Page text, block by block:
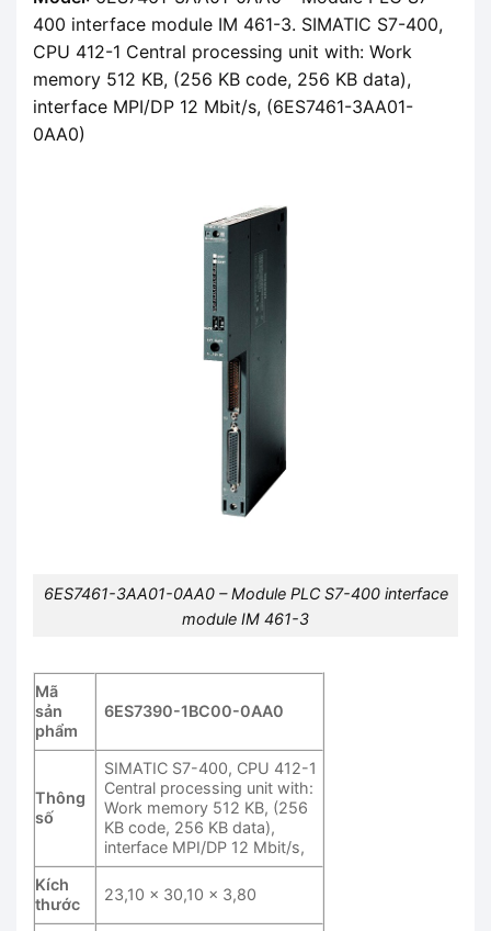
400 interface module IM 461-3. SIMATIC S7-400,
CPU 412-1 Central processing unit with: Work
memory 512 KB, (256 KB code, 256 KB data),
interface MPI/DP 12 Mbit/s, (6ES7461-3AA01-
0AA0)
6ES7461-3AA01-0AA0 – Module PLC S7-400 interface
module IM 461-3
Mã
sản
phẩm
6ES7390-1BC00-0AA0
Thông
số
SIMATIC S7-400, CPU 412-1
Central processing unit with:
Work memory 512 KB, (256
KB code, 256 KB data),
interface MPI/DP 12 Mbit/s,
Kích
thước
23,10 x 30,10 x 3,80